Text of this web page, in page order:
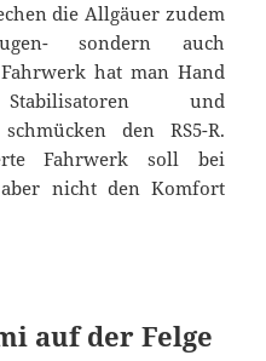
die Allgäuer zudem
sondern auch
hat man Hand
und
den RS5-R.
Fahrwerk soll bei
aber nicht den Komfort
auf der Felge